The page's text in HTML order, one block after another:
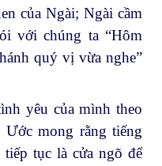
của Ngài; Ngài cầm
với chúng ta “Hôm
quý vị vừa nghe”
yêu của mình theo
Ước mong rằng tiếng
tiếp tục là cửa ngõ để